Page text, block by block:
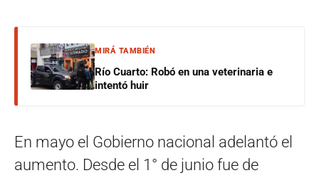
MIRÁ TAMBIÉN
Río Cuarto: Robó en una veterinaria e
intentó huir
En mayo el Gobierno nacional adelantó el
aumento. Desde el 1° de junio fue de